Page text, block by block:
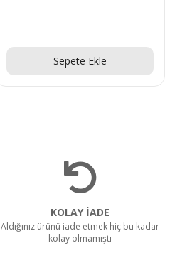
Sepete Ekle
KOLAY İADE
Aldığınız ürünü iade etmek hiç bu kadar
kolay olmamıştı